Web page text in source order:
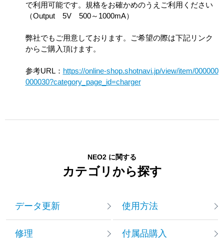
で利用可能です。規格をお確かめのうえご利用ください
（Output 5V 500～1000mA）
弊社でもご用意しております。ご希望の際は下記リンク
からご購入頂けます。
参考URL： https://online-shop.shotnavi.jp/view/item/000000
000030?category_page_id=charger
NEO2 に関する
カテゴリから探す
データ更新 使用方法
修理 付属品購入